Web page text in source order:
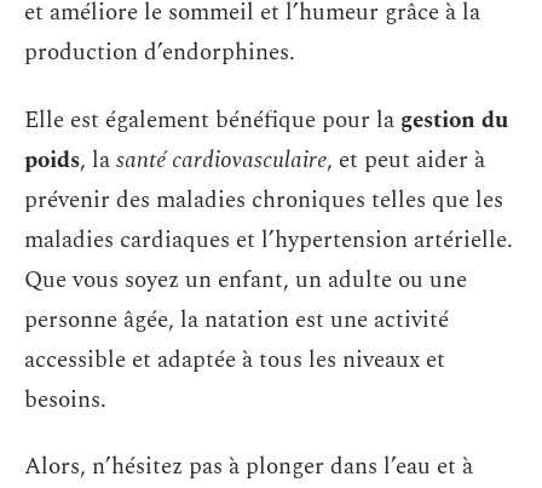
et améliore le sommeil et l’humeur grâce à la
production d’endorphines.
Elle est également bénéfique pour la gestion du
poids, lasanté cardiovasculaire, et peut aider à
prévenir des maladies chroniques telles que les
maladies cardiaques et l’hypertension artérielle.
Que vous soyez un enfant, un adulte ou une
personne âgée, la natation est une activité
accessible et adaptée à tous les niveaux et
besoins.
Alors, n’hésitez pas à plonger dans l’eau et à